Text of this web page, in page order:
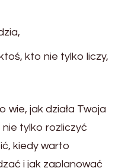
kto nie tylko liczy,
wie, jak działa Twoja
tylko rozliczyć
kiedy warto
i jak zaplanować